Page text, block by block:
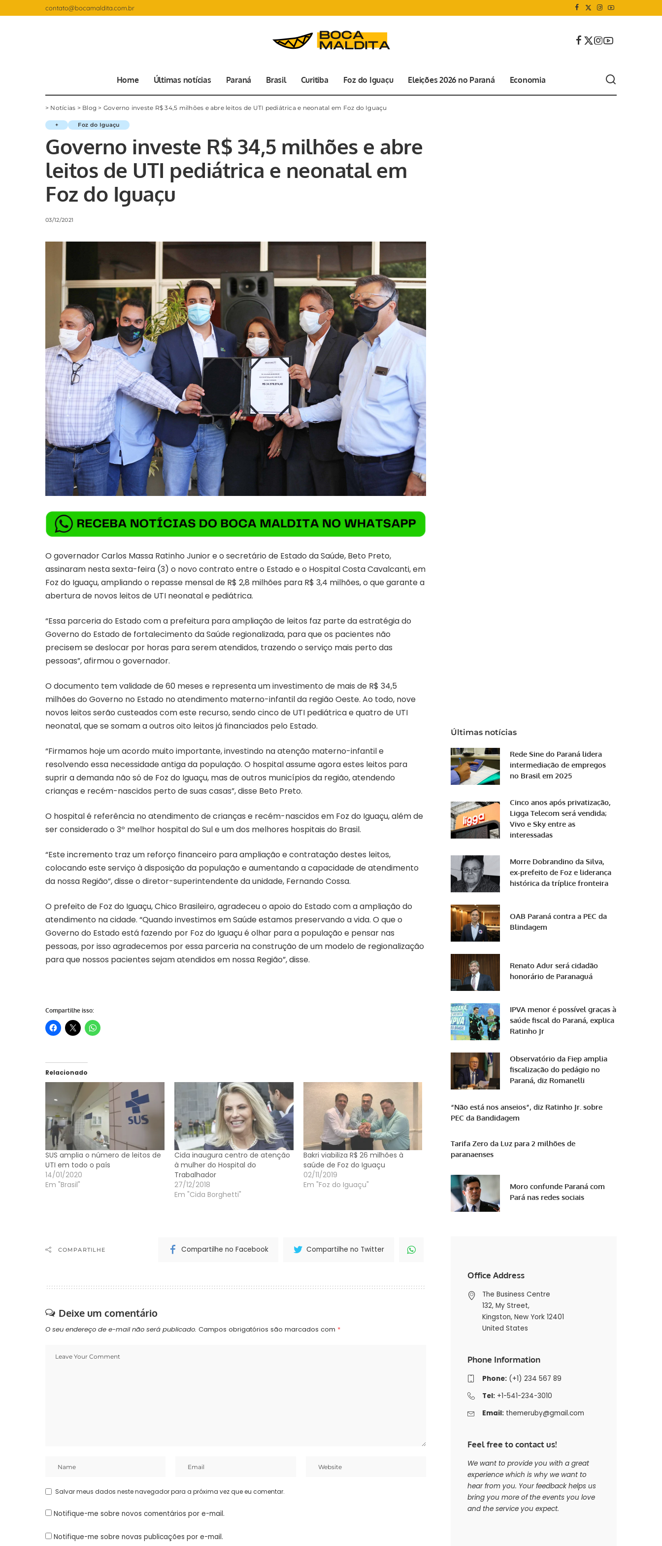
contato@bocamaldita.com.br
Home Últimas notícias Paraná Brasil Curitiba Foz do Iguaçu Eleições 2026 no Paraná Economia
> Notícias > Blog > Governo investe R$ 34,5 milhões e abre leitos de UTI pediátrica e neonatal em Foz do Iguaçu
+ Foz do Iguaçu
Governo investe R$ 34,5 milhões e abre
leitos de UTI pediátrica e neonatal em
Foz do Iguaçu
03/12/2021
O governador Carlos Massa Ratinho Junior e o secretário de Estado da Saúde, Beto Preto,
assinaram nesta sexta-feira (3) o novo contrato entre o Estado e o Hospital Costa Cavalcanti, em
Foz do Iguaçu, ampliando o repasse mensal de R$ 2,8 milhões para R$ 3,4 milhões, o que garante a
abertura de novos leitos de UTI neonatal e pediátrica.
“Essa parceria do Estado com a prefeitura para ampliação de leitos faz parte da estratégia do
Governo do Estado de fortalecimento da Saúde regionalizada, para que os pacientes não
precisem se deslocar por horas para serem atendidos, trazendo o serviço mais perto das
pessoas”, afirmou o governador.
O documento tem validade de 60 meses e representa um investimento de mais de R$ 34,5
milhões do Governo no Estado no atendimento materno-infantil da região Oeste. Ao todo, nove
novos leitos serão custeados com este recurso, sendo cinco de UTI pediátrica e quatro de UTI
neonatal, que se somam a outros oito leitos já financiados pelo Estado.
“Firmamos hoje um acordo muito importante, investindo na atenção materno-infantil e
resolvendo essa necessidade antiga da população. O hospital assume agora estes leitos para
suprir a demanda não só de Foz do Iguaçu, mas de outros municípios da região, atendendo
crianças e recém-nascidos perto de suas casas”, disse Beto Preto.
O hospital é referência no atendimento de crianças e recém-nascidos em Foz do Iguaçu, além de
ser considerado o 3º melhor hospital do Sul e um dos melhores hospitais do Brasil.
“Este incremento traz um reforço financeiro para ampliação e contratação destes leitos,
colocando este serviço à disposição da população e aumentando a capacidade de atendimento
da nossa Região”, disse o diretor-superintendente da unidade, Fernando Cossa.
O prefeito de Foz do Iguaçu, Chico Brasileiro, agradeceu o apoio do Estado com a ampliação do
atendimento na cidade. “Quando investimos em Saúde estamos preservando a vida. O que o
Governo do Estado está fazendo por Foz do Iguaçu é olhar para a população e pensar nas
pessoas, por isso agradecemos por essa parceria na construção de um modelo de regionalização
para que nossos pacientes sejam atendidos em nossa Região”, disse.
Compartilhe isso:
Relacionado
SUS amplia o número de leitos de
UTI em todo o país
14/01/2020
Em "Brasil"
Cida inaugura centro de atenção
à mulher do Hospital do
Trabalhador
27/12/2018
Em "Cida Borghetti"
Bakri viabiliza R$ 26 milhões à
saúde de Foz do Iguaçu
02/11/2019
Em "Foz do Iguaçu"
COMPARTILHE Compartilhe no Facebook Compartilhe no Twitter
Deixe um comentário
O seu endereço de e-mail não será publicado. Campos obrigatórios são marcados com *
Salvar meus dados neste navegador para a próxima vez que eu comentar.
Notifique-me sobre novos comentários por e-mail.
Notifique-me sobre novas publicações por e-mail.
Últimas notícias
Rede Sine do Paraná lidera
intermediação de empregos
no Brasil em 2025
Cinco anos após privatização,
Ligga Telecom será vendida;
Vivo e Sky entre as
interessadas
Morre Dobrandino da Silva,
ex-prefeito de Foz e liderança
histórica da tríplice fronteira
OAB Paraná contra a PEC da
Blindagem
Renato Adur será cidadão
honorário de Paranaguá
IPVA menor é possível graças à
saúde fiscal do Paraná, explica
Ratinho Jr
Observatório da Fiep amplia
fiscalização do pedágio no
Paraná, diz Romanelli
“Não está nos anseios”, diz Ratinho Jr. sobre
PEC da Bandidagem
Tarifa Zero da Luz para 2 milhões de
paranaenses
Moro confunde Paraná com
Pará nas redes sociais
Office Address
The Business Centre
132, My Street,
Kingston, New York 12401
United States
Phone Information
Phone:(+1) 234 567 89
Tel:+1-541-234-3010
Email: themeruby@gmail.com
Feel free to contact us!
We want to provide you with a great
experience which is why we want to
hear from you. Your feedback helps us
bring you more of the events you love
and the service you expect.